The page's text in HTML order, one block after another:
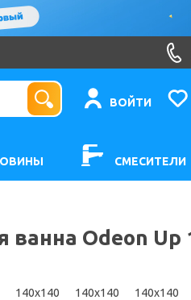
ВОЙТИ
СМЕСИТЕЛИ
Odeon Up
140x140 140x140 140x140